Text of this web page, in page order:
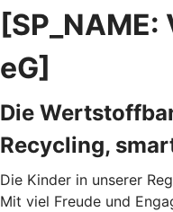
eG]
Die
Recycling,
Die Kinder in unserer
Mit viel Freude und